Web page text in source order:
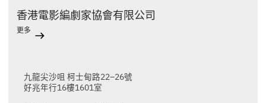
香港電影編劇家協會有限公司
更多
九龍尖沙咀 柯士甸路22–26號
好兆年行16樓1601室